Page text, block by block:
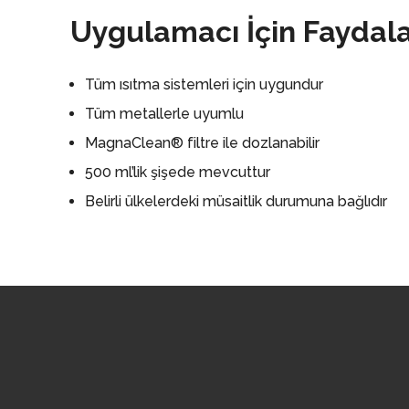
Uygulamacı İçin
Tüm ısıtma sistemleri için uygundur
Tüm metallerle uyumlu
MagnaClean® filtre ile dozlanabilir
500 ml’lik şişede mevcuttur
Belirli ülkelerdeki müsaitlik durumuna bağlıdır